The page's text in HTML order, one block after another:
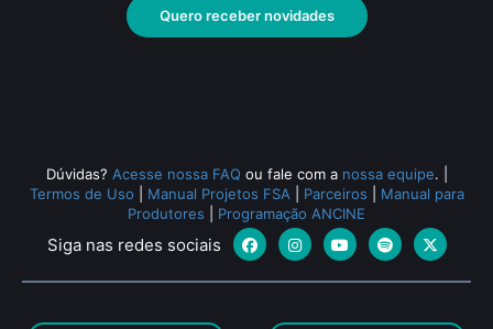
Quero receber novidades
Dúvidas? Acesse nossa FAQ ou fale com a nossa equipe.
Termos de Uso
Manual Projetos FSA Parceiros
Manual para
Produtores
Programação ANCINE
Siga nas redes sociais